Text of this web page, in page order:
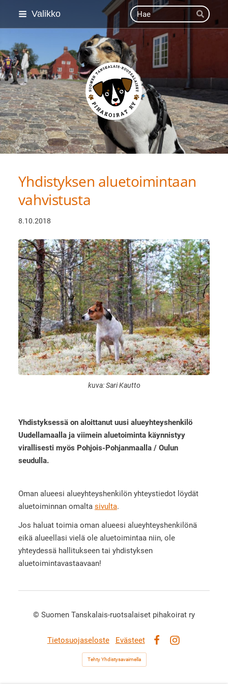
Siirry
Valikko Haku
Hae
Suomen Tanskalais-
Yhdistyksen aluetoimintaan
vahvistusta
8.10.2018
kuva: Sari Kautto
Yhdistyksessä on aloittanut uusi alueyhteyshenkilö
Uudellamaalla ja viimein aluetoiminta käynnistyy
virallisesti myös Pohjois-Pohjanmaalla / Oulun
seudulla.
Oman alueesi alueyhteyshenkilön yhteystiedot löydät
aluetoiminnan omalta sivulta.
Jos haluat toimia oman alueesi alueyhteyshenkilönä
eikä alueellasi vielä ole aluetoimintaa niin, ole
yhteydessä hallitukseen tai yhdistyksen
aluetoimintavastaavaan!
© Suomen Tanskalais-ruotsalaiset pihakoirat ry
Tietosuojaseloste
Evästeet
Tehty Yhdistysavaimella